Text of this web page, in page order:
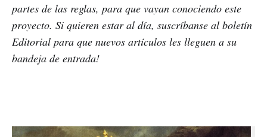
partes de las reglas, para que vayan conociendo este
proyecto. Si quieren estar al día, suscríbanse al boletín
Editorial para que nuevos artículos les lleguen a su
bandeja de entrada!